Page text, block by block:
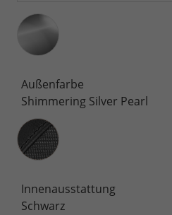
Außenfarbe
Shimmering Silver Pearl
Innenausstattung
Innenausstattung
Schwarz